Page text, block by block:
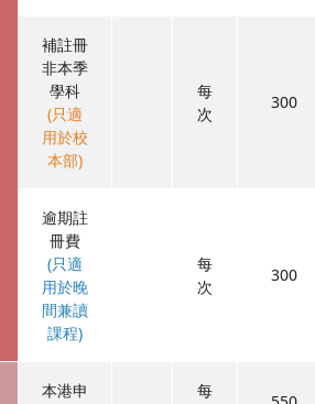
補註冊
非本季
學科
(只適
用於校
本部)
每
次
300
逾期註
冊費
(只適
用於晚
間兼讀
課程)
每
次
300
本港申
每